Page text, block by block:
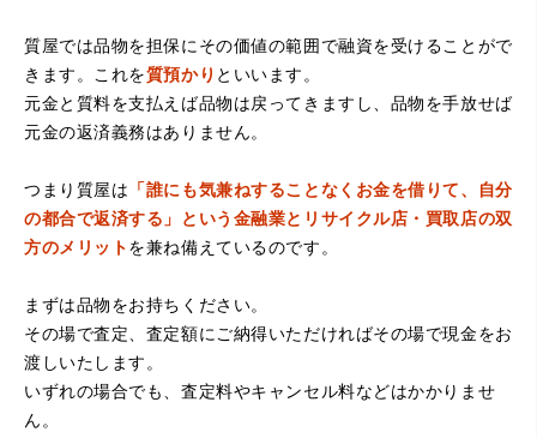
（大阪府堺市）電話対応の時からとても感じが良くて来店
してもとても優しく、来て良かったです。これからこちら
でお世話になろうと思いました。ありがとうございまし
た。
（京都府亀岡市）他店舗にも行きましたが、対応の方があ
まりお売りしたくないと思ったので、やめました。こちら
は電話対応からも誠実な印象でしたので、こちらでお売り
しようと思っておりました。この度はありがとうございま
す。
質屋では品物を担保にその価値の範囲で融資を受けることがで
きます。これを質預かり といいます。
元金と質料を支払えば品物は戻ってきますし、品物を手放せば
元金の返済義務はありません。
つまり質屋は 「誰にも気兼ねすることなくお金を借りて、自分
の都合で返済する」という金融業とリサイクル店・買取店の双
方のメリットを兼ね備えているのです。
まずは品物をお持ちください。
その場で査定、査定額にご納得いただければその場で現金をお
渡しいたします。
いずれの場合でも、査定料やキャンセル料などはかかりませ
ん。